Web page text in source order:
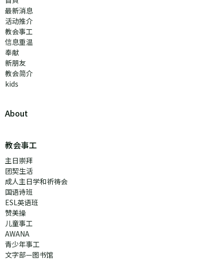
最新消息
活动推介
教会事工
信息重温
奉献
新朋友
教会简介
kids
About
教会事工
主日崇拜
团契生活
成人主日学和祈祷会
国语诗班
ESL英语班
赞美操
儿童事工
AWANA
青少年事工
文字部—图书馆